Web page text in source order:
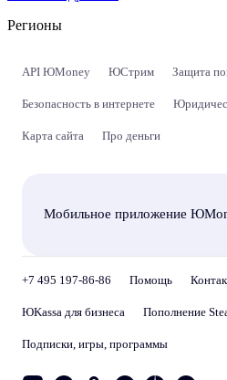
Регионы
API ЮMoney ЮСтрим Защита
Безопасность в интернете
Карта сайта Про деньги
Мобильное приложение
+7 495 197-86-86 Помощь
ЮKassa для бизнеса Пополнение
Подписки, игры, программы